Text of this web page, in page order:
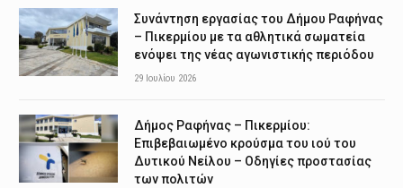
Συνάντηση εργασίας του Δήμου Ραφήνας
– Πικερμίου με τα αθλητικά σωματεία
ενόψει της νέας αγωνιστικής περιόδου
29 Ιουλίου 2026
Δήμος Ραφήνας – Πικερμίου:
Επιβεβαιωμένο κρούσμα του ιού του
Δυτικού Νείλου – Οδηγίες προστασίας
των πολιτών